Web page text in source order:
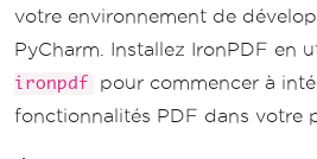
votre environnement de
PyCharm. Installez IronPDF en
ironpdf
pour commencer à
fonctionnalités PDF dans votre